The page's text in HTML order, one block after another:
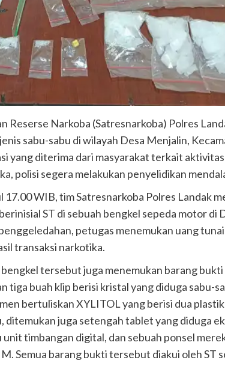
Reserse Narkoba (Satresnarkoba) Polres
sabu-sabu di wilayah Desa Menjalin,
yang diterima dari masyarakat terkait
polisi segera melakukan penyelidikan
WIB, tim Satresnarkoba Polres Landak
ST di sebuah bengkel sepeda motor di
petugas menemukan uang
transaksi narkotika.
tersebut juga menemukan barang
tiga buah klip berisi kristal yang diduga sabu-
bertuliskan XYLITOL yang berisi dua
juga setengah tablet yang diduga
timbangan digital, dan sebuah ponsel
Semua barang bukti tersebut diakui oleh ST